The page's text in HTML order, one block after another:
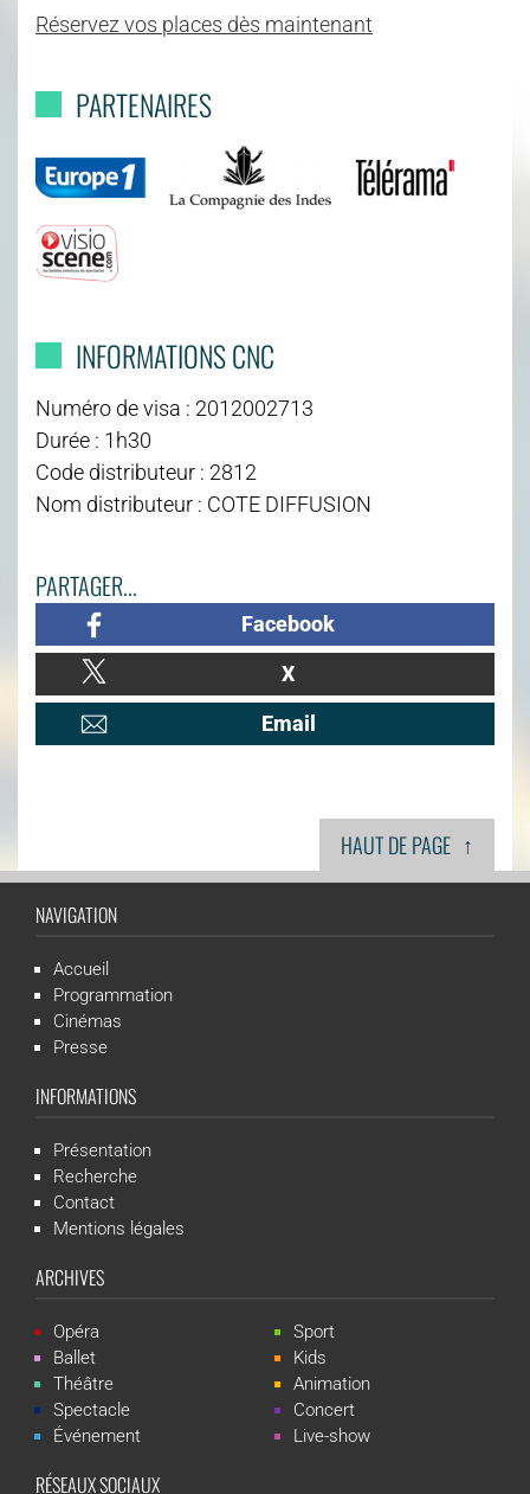
Réservez vos places dès maintenant
PARTENAIRES
INFORMATIONS CNC
Numéro de visa : 2012002713
Durée : 1h30
Code distributeur : 2812
Nom distributeur : COTE DIFFUSION
PARTAGER...
Facebook
X
Email
HAUT DE PAGE ↑
NAVIGATION
Accueil
Programmation
Cinémas
Presse
INFORMATIONS
Présentation
Recherche
Contact
Mentions légales
ARCHIVES
Opéra
Ballet
Théâtre
Spectacle
Événement
Sport
Kids
Animation
Concert
Live-show
RÉSEAUX SOCIAUX